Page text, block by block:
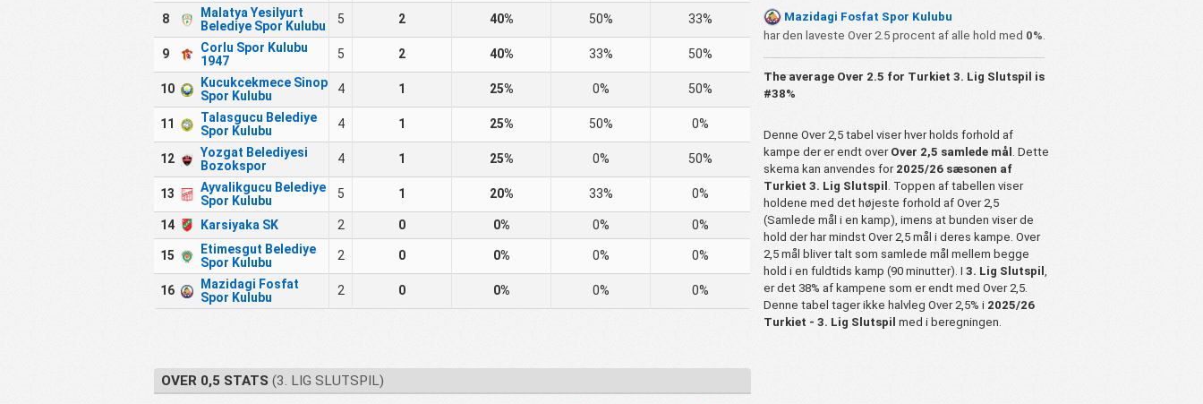
8
Malatya Yesilyurt
Belediye Spor Kulubu
5 2 40% 50% 33%
9
Corlu Spor Kulubu
1947
5 2 40% 33% 50%
10
Kucukcekmece Sinop
Spor Kulubu
4 1 25% 0% 50%
11
Talasgucu Belediye
Spor Kulubu
4 1 25% 50% 0%
12
Yozgat Belediyesi
Bozokspor
4 1 25% 0% 50%
13
Ayvalikgucu Belediye
Spor Kulubu
5 1 20% 33% 0%
14 Karsiyaka SK 2 0 0% 0% 0%
15
Etimesgut Belediye
Spor Kulubu
2 0 0% 0% 0%
16
Mazidagi Fosfat
Spor Kulubu
2 0 0% 0% 0%
Mazidagi Fosfat Spor Kulubu
har den laveste Over 2.5 procent af alle hold med 0%
The average Over 2.5 for Turkiet 3. Lig Slutspil is
#38%
Denne Over 2,5 tabel viser hver holds forhold af
kampe der er endt over Over 2,5 samlede mål . Dette
skema kan anvendes for 2025/26 sæsonen af
Turkiet 3. Lig Slutspil . Toppen af tabellen viser
holdene med det højeste forhold af Over 2,5
(Samlede mål i en kamp), imens at bunden viser de
hold der har mindst Over 2,5 mål i deres kampe. Over
2,5 mål bliver talt som samlede mål mellem begge
hold i en fuldtids kamp (90 minutter). I 3. Lig Slutspil
er det 38% af kampene som er endt med Over 2,5.
Denne tabel tager ikke halvleg Over 2,5% i 2025/26
Turkiet - 3. Lig Slutspil med i beregningen.
OVER 0,5 STATS (3. LIG SLUTSPIL)